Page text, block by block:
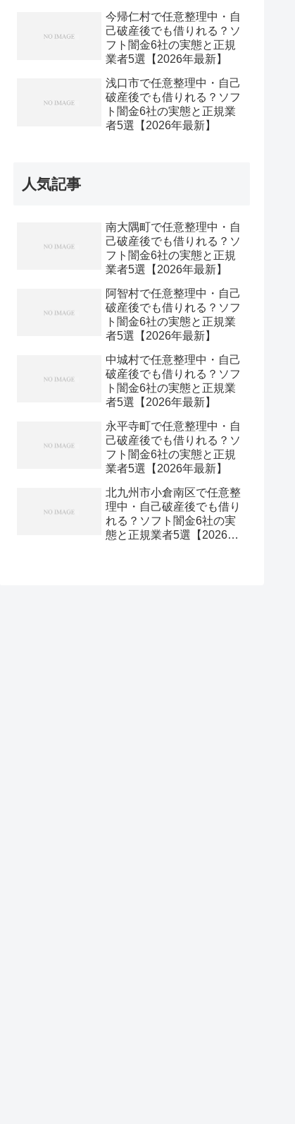
今帰仁村で任意整理中・自
己破産後でも借りれる？ソ
フト闇金6社の実態と正規
業者5選【2026年最新】
浅口市で任意整理中・自己
破産後でも借りれる？ソフ
ト闇金6社の実態と正規業
者5選【2026年最新】
人気記事
南大隅町で任意整理中・自
己破産後でも借りれる？ソ
フト闇金6社の実態と正規
業者5選【2026年最新】
阿智村で任意整理中・自己
破産後でも借りれる？ソフ
ト闇金6社の実態と正規業
者5選【2026年最新】
中城村で任意整理中・自己
破産後でも借りれる？ソフ
ト闇金6社の実態と正規業
者5選【2026年最新】
永平寺町で任意整理中・自
己破産後でも借りれる？ソ
フト闇金6社の実態と正規
業者5選【2026年最新】
北九州市小倉南区で任意整
理中・自己破産後でも借り
れる？ソフト闇金6社の実
態と正規業者5選【2026年